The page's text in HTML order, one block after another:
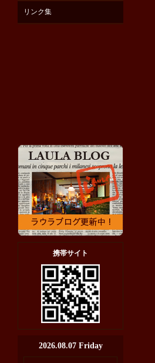
リンク集
携帯サイト
2026.08.07 Friday